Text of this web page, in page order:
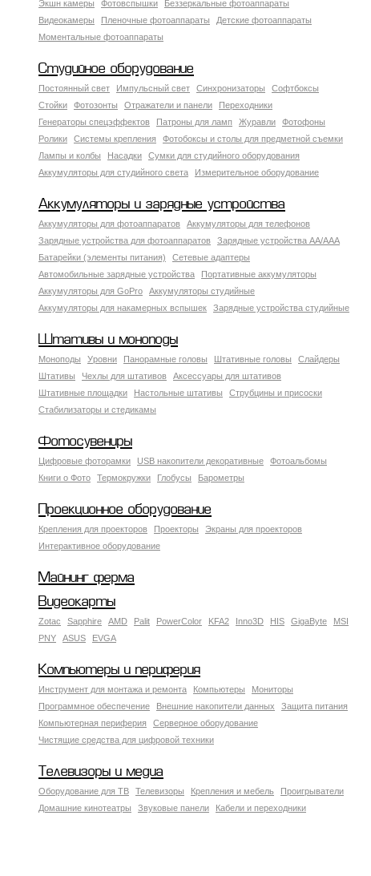
Экшн камеры
Фотовспышки
Беззеркальные фотоаппараты
Видеокамеры
Пленочные фотоаппараты
Детские фотоаппараты
Моментальные фотоаппараты
Студийное оборудование
Постоянный свет Импульсный свет Синхронизаторы
Софтбоксы
Стойки
Фотозонты Отражатели и панели
Переходники
Генераторы спецэффектов
Патроны для ламп Журавли
Фотофоны
Ролики
Системы крепления
Фотобоксы и столы для предметной съемки
Лампы и колбы
Насадки
Сумки для студийного оборудования
Аккумуляторы для студийного света
Измерительное оборудование
Аккумуляторы и зарядные устройства
Аккумуляторы для фотоаппаратов
Аккумуляторы для телефонов
Зарядные устройства для фотоаппаратов
Зарядные устройства AA/AAA
Батарейки (элементы питания)
Сетевые адаптеры
Автомобильные зарядные устройства
Портативные аккумуляторы
Аккумуляторы для GoPro
Аккумуляторы студийные
Аккумуляторы для накамерных вспышек
Зарядные устройства студийные
Штативы и моноподы
Моноподы Уровни Панорамные головы Штативные головы
Слайдеры
Штативы
Чехлы для штативов
Аксессуары для штативов
Штативные площадки
Настольные штативы
Струбцины и присоски
Стабилизаторы и стедикамы
Фотосувениры
Цифровые фоторамки USB накопители декоративные
Фотоальбомы
Книги о Фото
Термокружки Глобусы Барометры
Проекционное оборудование
Крепления для проекторов Проекторы
Экраны для проекторов
Интерактивное оборудование
Майнинг ферма
Видеокарты
Zotac Sapphire AMD Palit PowerColor KFA2 Inno3D HIS GigaByte
MSI
PNY
ASUS EVGA
Компьютеры и периферия
Инструмент для монтажа и ремонта Компьютеры
Мониторы
Программное обеспечение
Внешние накопители данных
Защита питания
Компьютерная периферия
Серверное оборудование
Чистящие средства для цифровой техники
Телевизоры и медиа
Оборудование для ТВ Телевизоры Крепления и мебель
Проигрыватели
Домашние кинотеатры
Звуковые панели Кабели и переходники